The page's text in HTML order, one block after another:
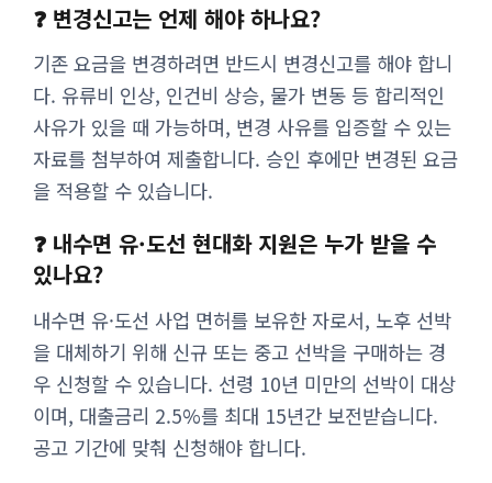
❓ 변경신고는 언제 해야 하나요?
기존 요금을 변경하려면 반드시 변경신고를 해야 합니
다. 유류비 인상, 인건비 상승, 물가 변동 등 합리적인
사유가 있을 때 가능하며, 변경 사유를 입증할 수 있는
자료를 첨부하여 제출합니다. 승인 후에만 변경된 요금
을 적용할 수 있습니다.
❓ 내수면 유·도선 현대화 지원은 누가 받을 수
있나요?
내수면 유·도선 사업 면허를 보유한 자로서, 노후 선박
을 대체하기 위해 신규 또는 중고 선박을 구매하는 경
우 신청할 수 있습니다. 선령 10년 미만의 선박이 대상
이며, 대출금리 2.5%를 최대 15년간 보전받습니다.
공고 기간에 맞춰 신청해야 합니다.